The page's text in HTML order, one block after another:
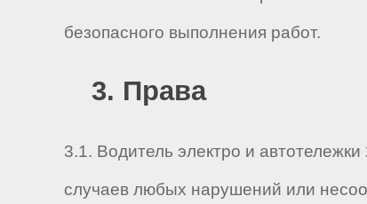
безопасного выполнения работ.
3. Права
3.1. Водитель электро и
случаев любых нарушений или